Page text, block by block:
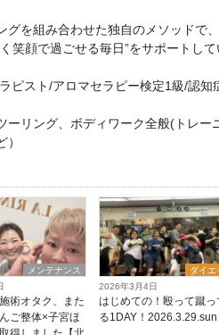
グを組み合わせた独自のメソッドで
笑顔で過ごせる毎日”をサポートして
ピスト/アロマセラピー検定1級/認知
ーリング、ボディワーク全般(トレ
メンテナンス
術オタク、また
ご整体×子宮ほ
ダイエ
2026年3月4日
はじめての！殴って蹴っ
る1DAY！2026.3.29.sun